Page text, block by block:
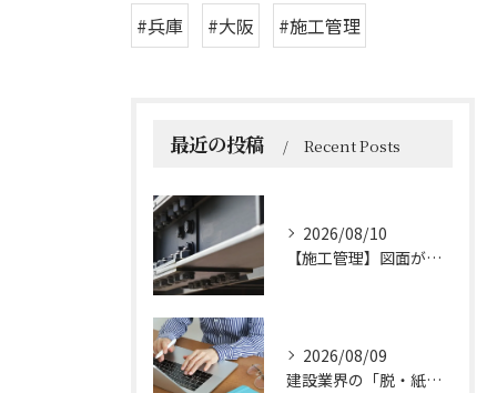
#兵庫 #大阪 #施工管理
最近の投稿 Recent Posts
2026/08/10
【施工管理】図面が見えると現場が変わる！いまさら聞けないBIM/CIMとは？
2026/08/09
建設業界の「脱・紙とハンコ」へ。施工管理DXの3つの柱とは？